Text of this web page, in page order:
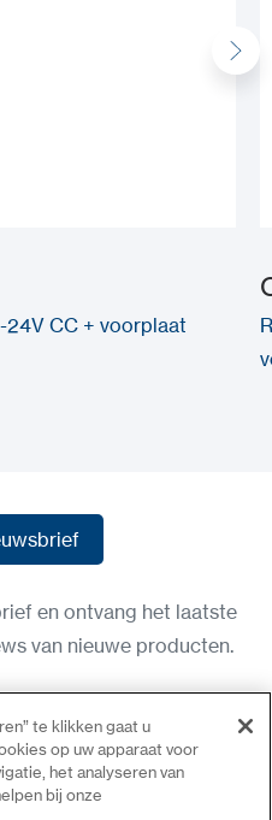
CC + voorplaat
en ontvang het laatste
van nieuwe producten.
te klikken gaat u
op uw apparaat voor
het analyseren van
bij onze